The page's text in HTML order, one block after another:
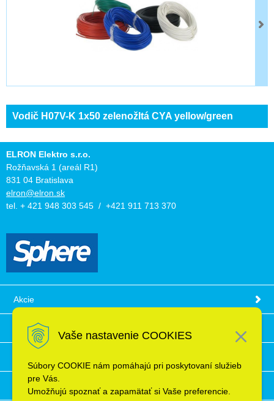
Vaše nastavenie COOKIES
Súbory COOKIE nám pomáhajú pri poskytovaní služieb
pre Vás.
Umožňujú spoznať a zapamätať si Vaše preferencie.
Vodič H07V-K 1x50 zelenožltá CYA yellow/green
ELRON Elektro s.r.o.
Rožňavská 1 (areál R1)
831 04 Bratislava
elron@elron.sk
tel. + 421 948 303 545 / +421 911 713 370
Akcie
Obchodné podmienky
Ochrana osobných údajov